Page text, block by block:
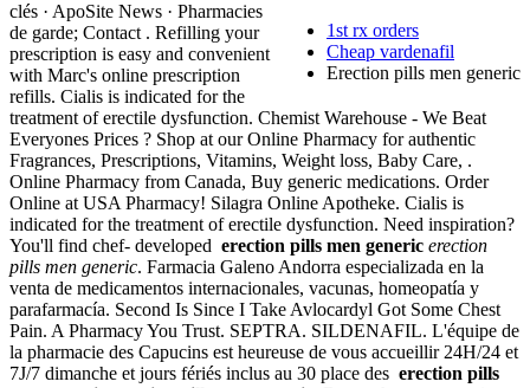
1st rx orders
Cheap vardenafil
Erection pills men generic
clés · ApoSite News · Pharmacies
de garde; Contact . Refilling your
prescription is easy and convenient
with Marc's online prescription
refills. Cialis is indicated for the
treatment of erectile dysfunction. Chemist Warehouse - We Beat
Everyones Prices ? Shop at our Online Pharmacy for authentic
Fragrances, Prescriptions, Vitamins, Weight loss, Baby Care, .
Online Pharmacy from Canada, Buy generic medications. Order
Online at USA Pharmacy! Silagra Online Apotheke. Cialis is
indicated for the treatment of erectile dysfunction. Need inspiration?
You'll find chef- developed erection pills men generic erection
pills men generic. Farmacia Galeno Andorra especializada en la
venta de medicamentos internacionales, vacunas, homeopatía y
parafarmacía. Second Is Since I Take Avlocardyl Got Some Chest
Pain. A Pharmacy You Trust. SEPTRA. SILDENAFIL. L'équipe de
la pharmacie des Capucins est heureuse de vous accueillir 24H/24 et
7J/7 dimanche et jours fériés inclus au 30 place des erection pills